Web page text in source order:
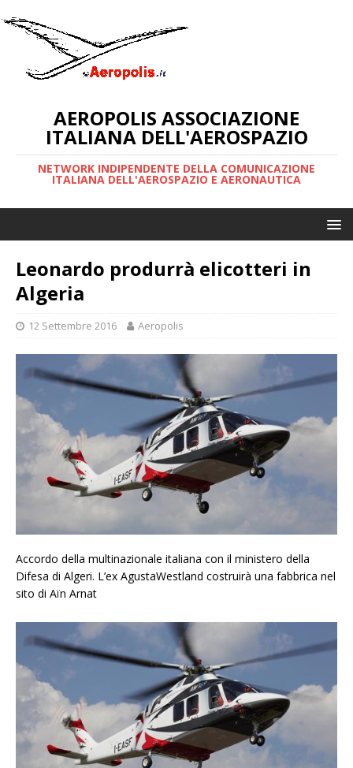
AEROPOLIS ASSOCIAZIONE
ITALIANA DELL'AEROSPAZIO
NETWORK INDIPENDENTE DELLA COMUNICAZIONE
ITALIANA DELL'AEROSPAZIO E AERONAUTICA
Leonardo produrrà elicotteri in
Algeria
12 Settembre 2016 Aeropolis
Accordo della multinazionale italiana con il ministero della
Difesa di Algeri. L’ex AgustaWestland costruirà una fabbrica nel
sito di Aïn Arnat